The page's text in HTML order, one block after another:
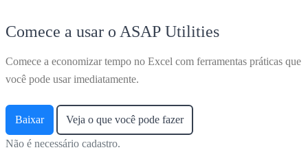
Comece a usar o ASAP Utilities
Comece a economizar tempo no Excel com ferramentas práticas que
você pode usar imediatamente.
Baixar Veja o que você pode fazer
Não é necessário cadastro.